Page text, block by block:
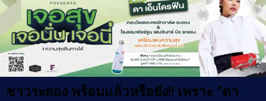
ชาวระยอง พร้อมแล้วหรือยัง!! เพราะ “ดา